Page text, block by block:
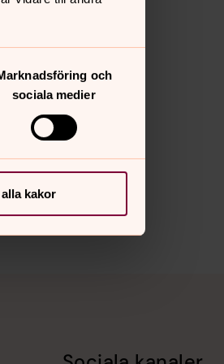
och
sociala medier
kakor